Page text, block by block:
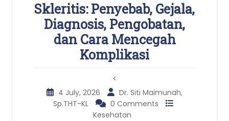
Skleritis: Penyebab, Gejala,
Diagnosis, Pengobatan,
dan Cara Mencegah
Komplikasi
<
4 July, 2026
Dr. Siti Maimunah,
Sp.THT-KL
0 Comments
Kesehatan